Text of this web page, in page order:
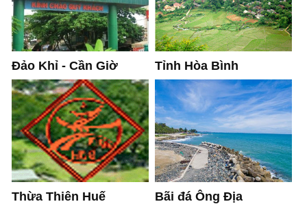
Đảo Khỉ - Cần Giờ Tỉnh Hòa Bình
Thừa Thiên Huế Bãi đá Ông Địa